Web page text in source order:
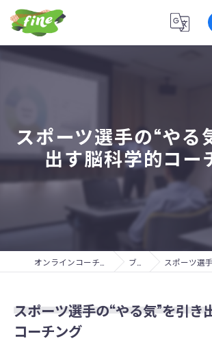
スポーツ選手の“やる
出す脳科学的コー
ブログ スポーツ選手の“や
スポーツ選手の“やる気”を引き
コーチング